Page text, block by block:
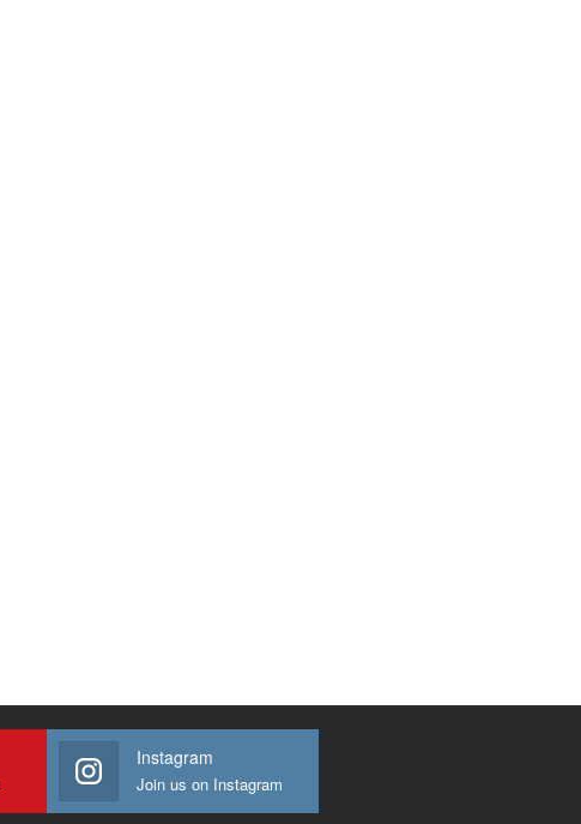
Instagram
Join us on Instagram